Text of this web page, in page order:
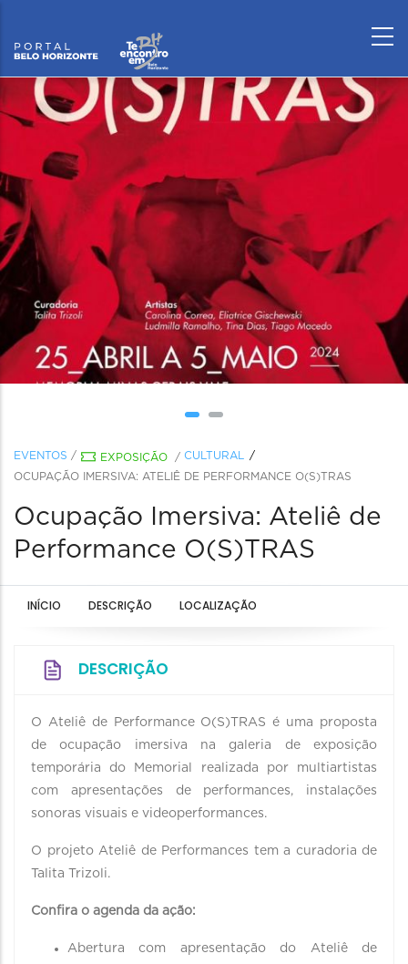
EVENTOS / EXPOSIÇÃO / CULTURAL
OCUPAÇÃO IMERSIVA: ATELIÊ DE PERFORMANCE O(S)TRAS
Ocupação Imersiva: Ateliê de
Performance O(S)TRAS
INÍCIO DESCRIÇÃO LOCALIZAÇÃO
DESCRIÇÃO
O Ateliê de Performance O(S)TRAS é uma proposta
de ocupação imersiva na galeria de exposição
temporária do Memorial realizada por multiartistas
com apresentações de performances, instalações
sonoras visuais e videoperformances.
O projeto Ateliê de Performances tem a curadoria de
Talita Trizoli.
Confira o agenda da ação:
Abertura com apresentação do Ateliê de